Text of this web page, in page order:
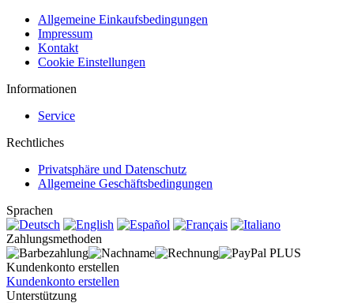
Allgemeine Einkaufsbedingungen
Impressum
Kontakt
Cookie Einstellungen
Informationen
Service
Rechtliches
Privatsphäre und Datenschutz
Allgemeine Geschäftsbedingungen
Sprachen
Zahlungsmethoden
Kundenkonto erstellen
Kundenkonto erstellen
Unterstützung